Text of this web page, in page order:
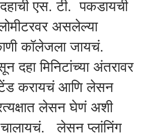
एस. टी. पकडायची
असलेल्या
कॉलेजला जायचं.
दहा मिनिटांच्या अंतरावर
करायचं आणि लेसन
लेसन घेणं अशी
लेसन प्लांनिंग